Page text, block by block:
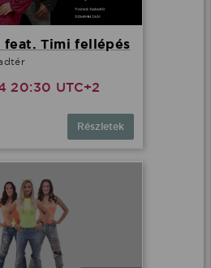
feat. Timi fellépés
20:30 UTC+2
Részletek